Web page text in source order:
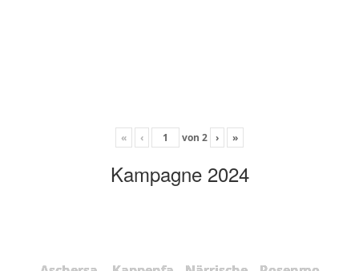
« ‹ von 2 › »
Kampagne 2024